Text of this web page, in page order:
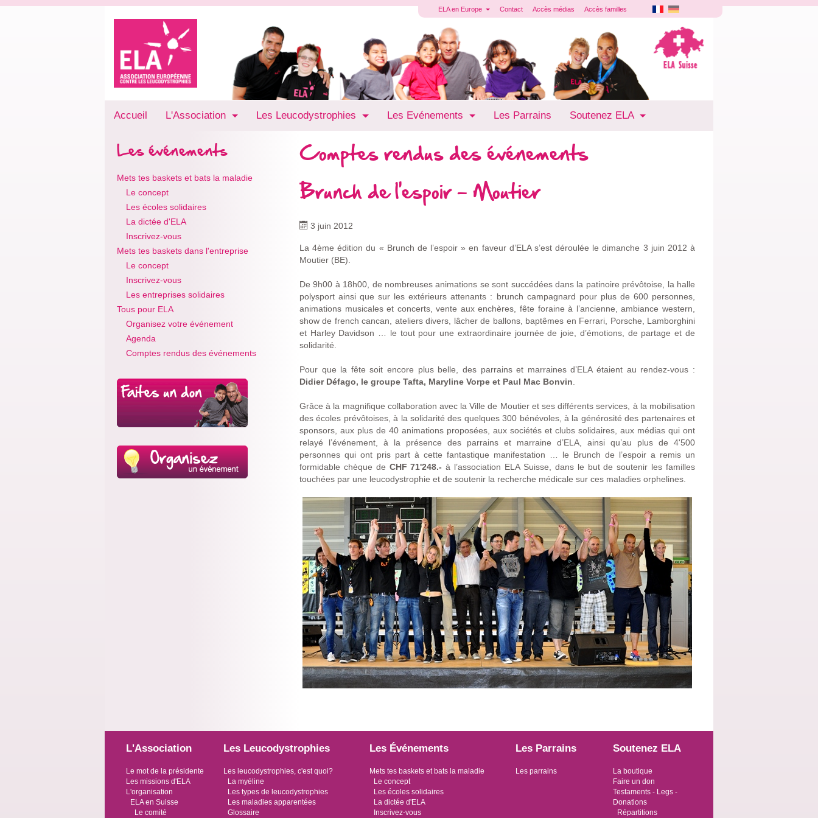
ELA en Europe Contact Accès médias Accès familles
Accueil L'Association Les Leucodystrophies Les Evénements Les Parrains Soutenez ELA
Les événements
Mets tes baskets et bats la maladie
Le concept
Les écoles solidaires
La dictée d'ELA
Inscrivez-vous
Mets tes baskets dans l'entreprise
Le concept
Inscrivez-vous
Les entreprises solidaires
Tous pour ELA
Organisez votre événement
Agenda
Comptes rendus des événements
Comptes rendus des événements
Brunch de l'espoir - Moutier
3 juin 2012
La 4ème édition du « Brunch de l’espoir » en faveur d’ELA s’est déroulée le dimanche 3 juin 2012 à
Moutier (BE).
De 9h00 à 18h00, de nombreuses animations se sont succédées dans la patinoire prévôtoise, la halle
polysport ainsi que sur les extérieurs attenants : brunch campagnard pour plus de 600 personnes,
animations musicales et concerts, vente aux enchères, fête foraine à l’ancienne, ambiance western,
show de french cancan, ateliers divers, lâcher de ballons, baptêmes en Ferrari, Porsche, Lamborghini
et Harley Davidson … le tout pour une extraordinaire journée de joie, d’émotions, de partage et de
solidarité.
Pour que la fête soit encore plus belle, des parrains et marraines d’ELA étaient au rendez-vous :
Didier Défago, le groupe Tafta, Maryline Vorpe et Paul Mac Bonvin
Grâce à la magnifique collaboration avec la Ville de Moutier et ses différents services, à la mobilisation
des écoles prévôtoises, à la solidarité des quelques 300 bénévoles, à la générosité des partenaires et
sponsors, aux plus de 40 animations proposées, aux sociétés et clubs solidaires, aux médias qui ont
relayé l’événement, à la présence des parrains et marraine d’ELA, ainsi qu’au plus de 4'500
personnes qui ont pris part à cette fantastique manifestation … le Brunch de l’espoir a remis un
formidable chèque de CHF 71'248.- à l’association ELA Suisse, dans le but de soutenir les familles
touchées par une leucodystrophie et de soutenir la recherche médicale sur ces maladies orphelines.
L'Association
Le mot de la présidente
Les missions d'ELA
L'organisation
ELA en Suisse
Le comité
Les Leucodystrophies
Les leucodystrophies, c'est quoi?
La myéline
Les types de leucodystrophies
Les maladies apparentées
Glossaire
Les Événements
Mets tes baskets et bats la maladie
Le concept
Les écoles solidaires
La dictée d'ELA
Inscrivez-vous
Les Parrains
Les parrains
Soutenez ELA
La boutique
Faire un don
Testaments - Legs -
Donations
Répartitions